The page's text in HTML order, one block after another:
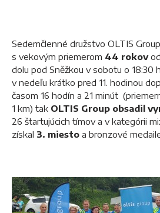
Sedemčlenné družstvo OLTIS
s vekovým priemerom 44 rokov
dolu pod Sněžkou v sobotu o 18:30
v nedeľu krátko pred 11. hodinou
časom 16 hodín a 21 minút
1 km) tak OLTIS Group obsadil
26 štartujúcich tímov a v kategórii
získal 3. miesto a bronzové